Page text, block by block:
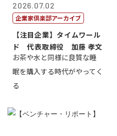
2026.07.02
企業家倶楽部アーカイブ
【注目企業】タイムワール
ド 代表取締役 加藤 孝文
お茶や水と同様に良質な睡
眠を購入する時代がやってく
る